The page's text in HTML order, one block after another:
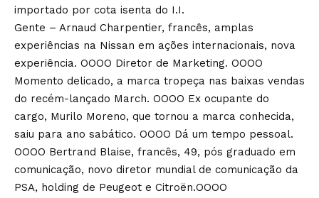
importado por cota isenta do I.I.
Gente – Arnaud Charpentier, francês, amplas
experiências na Nissan em ações internacionais, nova
experiência. OOOO Diretor de Marketing. OOOO
Momento delicado, a marca tropeça nas baixas vendas
do recém-lançado March. OOOO Ex ocupante do
cargo, Murilo Moreno, que tornou a marca conhecida,
saiu para ano sabático. OOOO Dá um tempo pessoal.
OOOO Bertrand Blaise, francês, 49, pós graduado em
comunicação, novo diretor mundial de comunicação da
PSA, holding de Peugeot e Citroën.OOOO